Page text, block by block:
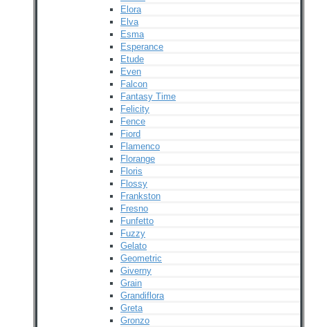
Elora
Elva
Esma
Esperance
Etude
Even
Falcon
Fantasy Time
Felicity
Fence
Fiord
Flamenco
Florange
Floris
Flossy
Frankston
Fresno
Funfetto
Fuzzy
Gelato
Geometric
Giverny
Grain
Grandiflora
Greta
Gronzo